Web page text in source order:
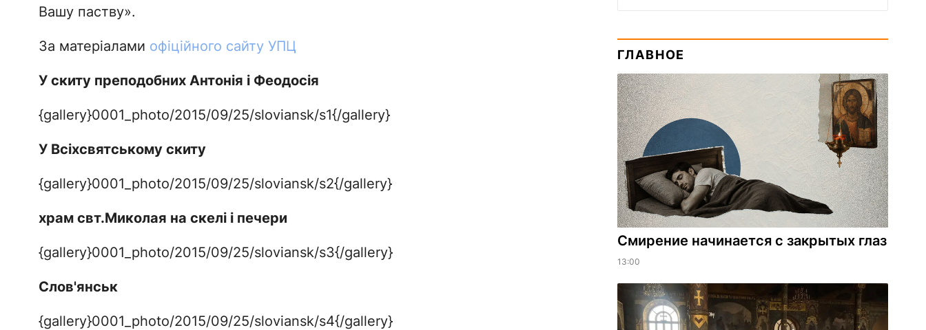
Вашу паству».
За матеріалами офіційного сайту УПЦ
У скиту преподобних Антонія і Феодосія
{gallery}0001_photo/2015/09/25/sloviansk/s1{/gallery}
У Всіхсвятському скиту
{gallery}0001_photo/2015/09/25/sloviansk/s2{/gallery}
храм свт.Миколая на скелі і печери
{gallery}0001_photo/2015/09/25/sloviansk/s3{/gallery}
Слов'янськ
{gallery}0001_photo/2015/09/25/sloviansk/s4{/gallery}
ГЛАВНОЕ
Смирение начинается с закрытых глаз
13:00